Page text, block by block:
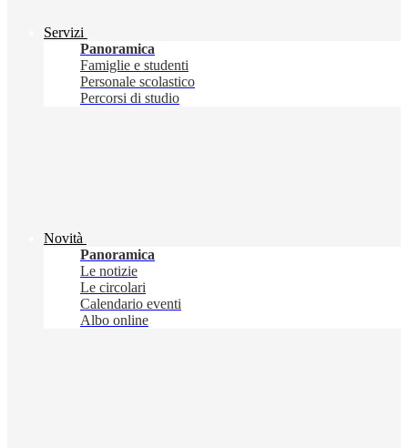
Servizi
Panoramica
Famiglie e studenti
Personale scolastico
Percorsi di studio
Novità
Panoramica
Le notizie
Le circolari
Calendario eventi
Albo online